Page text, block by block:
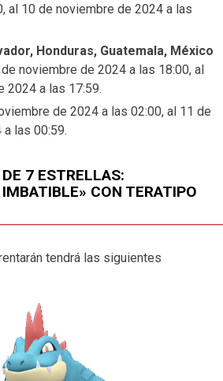
al 10 de noviembre de 2024 a las
Honduras, Guatemala, México
noviembre de 2024 a las 18:00, al
2024 a las 17:59.
de 2024 a las 02:00, al 11 de
las 00:59.
7 ESTRELLAS:
CON TERATIPO
tendrá las siguientes